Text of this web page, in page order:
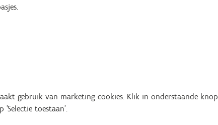
gebruik van marketing cookies. Klik in onderstaande knop
'Selectie toestaan'.